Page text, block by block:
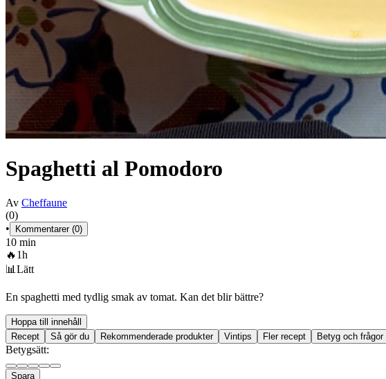
Spaghetti al Pomodoro
Av Cheffaune
(0)
•
Kommentarer (0)
10 min
🔥 1h
📊 Lätt
En spaghetti med tydlig smak av tomat. Kan det blir bättre?
Hoppa till innehåll
Recept
Så gör du Rekommenderade produkter Vintips Fler recept Betyg och frågor
Betygsätt:
Spara